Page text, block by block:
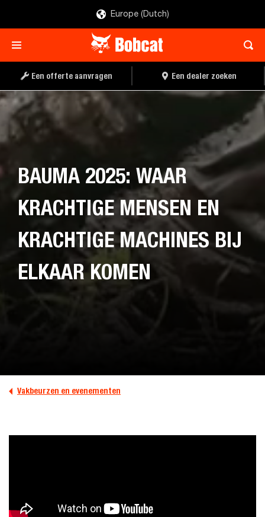
Europe (Dutch)
Een offerte aanvragen Een dealer zoeken
BAUMA 2025: WAAR
KRACHTIGE MENSEN EN
KRACHTIGE MACHINES BIJ
ELKAAR KOMEN
Vakbeurzen en evenementen